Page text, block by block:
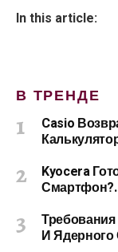
In this article:
В ТРЕНДЕ
Casio
Kyocera
И Ядерного